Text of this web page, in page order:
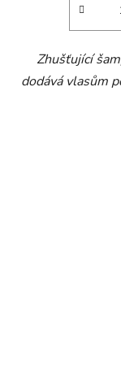
Zhušťující
dodává vlasům